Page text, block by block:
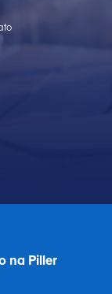
na Piller